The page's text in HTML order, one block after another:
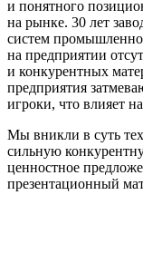
и понятного
на рынке. 30 лет
систем
на предприятии
и конкурентных
предприятия
игроки, что влияет
Мы вникли в суть
сильную
ценностное
презентационный